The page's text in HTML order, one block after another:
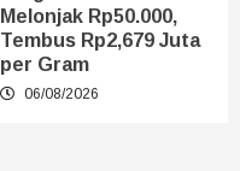
Melonjak Rp50.000,
Tembus Rp2,679 Juta
per Gram
06/08/2026